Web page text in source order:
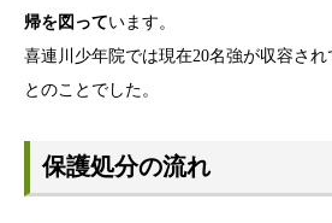
帰を図っています。
喜連川少年院では現在20名強が収容さ
とのことでした。
保護処分の流れ